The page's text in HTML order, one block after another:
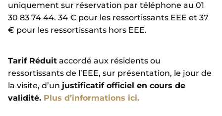
uniquement sur réservation par téléphone au 01
30 83 74 44. 34 € pour les ressortissants EEE et 37
€ pour les ressortissants hors EEE.
Tarif Réduit accordé aux résidents ou
ressortissants de l’EEE, sur présentation, le jour de
la visite, d’un justificatif officiel en cours de
validité. Plus d’informations ici.